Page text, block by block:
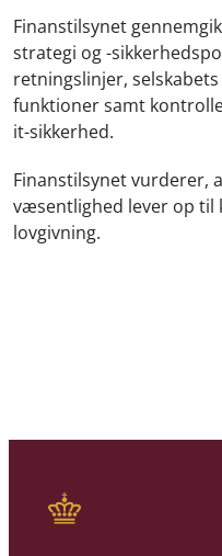
Finanstilsynet
strategi og -
retningslinjer,
funktioner samt
it-sikkerhed.
Finanstilsynet vurderer,
væsentlighed lever op til
lovgivning.